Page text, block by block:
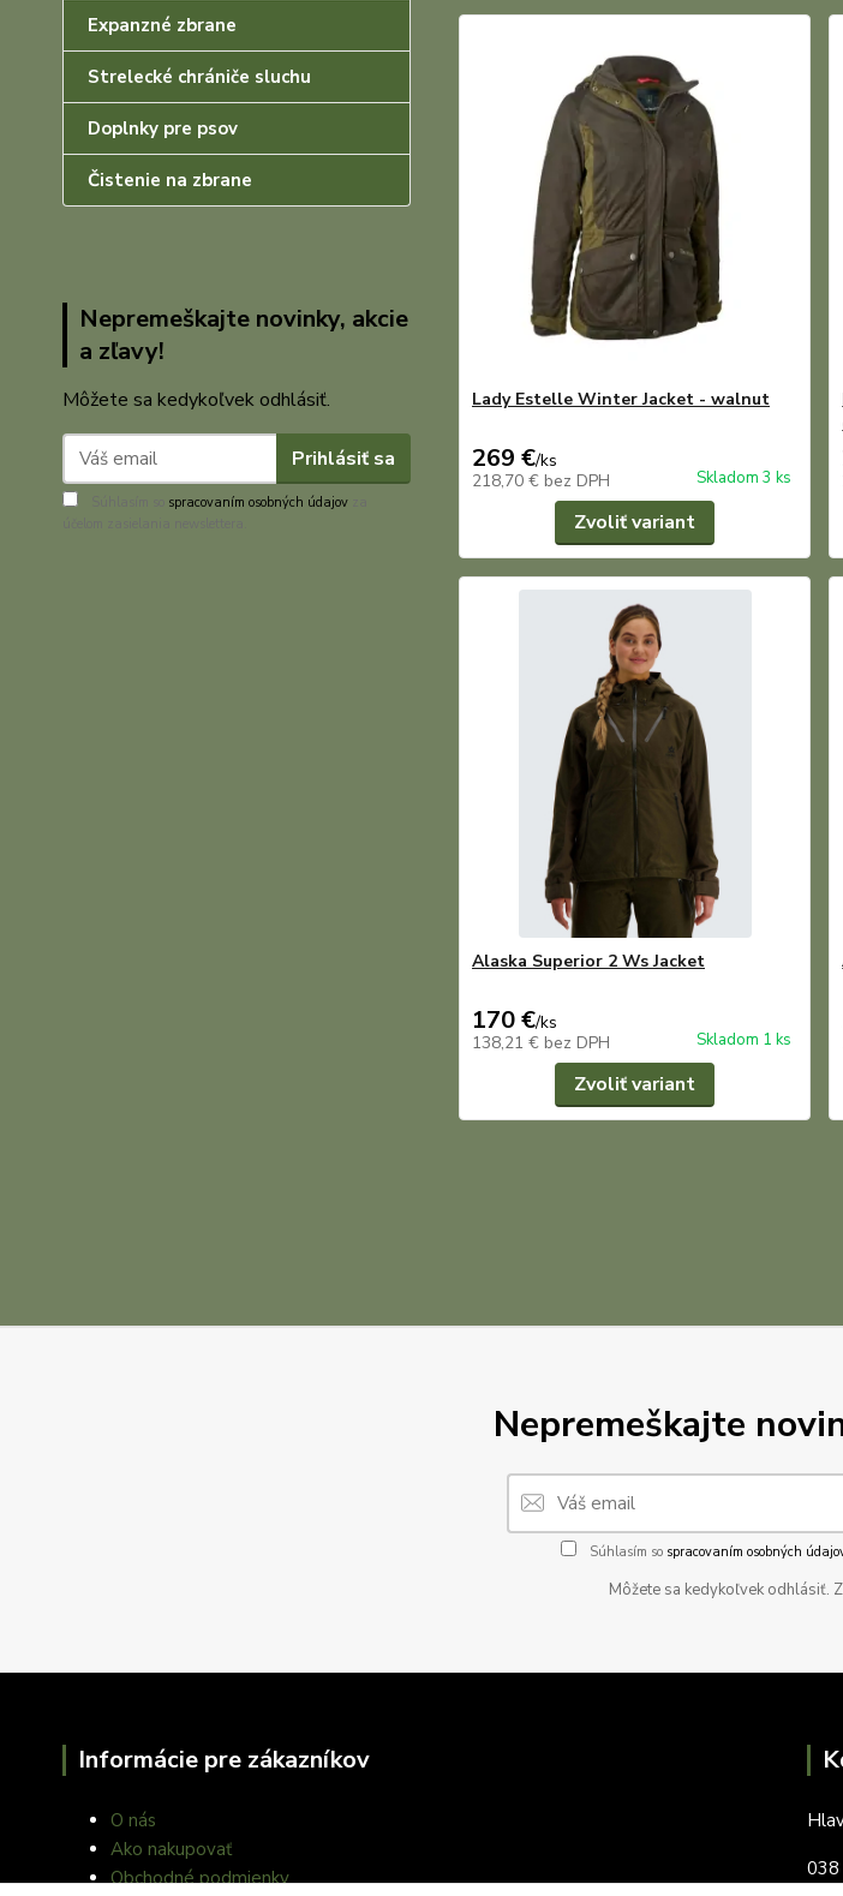
Expanzné zbrane
Strelecké chrániče sluchu
Doplnky pre psov
Čistenie na zbrane
Nepremeškajte novinky, akcie
a zľavy!
Môžete sa kedykoľvek odhlásiť.
Prihlásiť sa
spracovaním osobných údajov
Lady Estelle Winter Jacket - walnut
269 €/ks
218,70 € bez DPH Skladom 3 ks
Zvoliť variant
Alaska Superior 2 Ws Jacket
170 €/ks
138,21 € bez DPH Skladom 1 ks
Zvoliť variant
Nepremeškajte
Súhlasím so spracovaním osobných
Môžete sa kedykoľvek odhlásiť.
Informácie pre zákazníkov
O nás
Ako nakupovať
Obchodné podmienky
038